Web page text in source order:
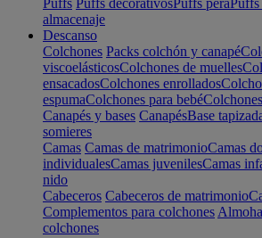
Puffs Puffs decorativosPuffs peraPuffs
almacenaje
Descanso
Colchones Packs colchón y canapé
viscoelásticosColchones de muelles
ensacadosColchones enrollados
espumaColchones para bebé
Canapés y bases CanapésBase
somieres
Camas Camas de matrimonioCamas
individualesCamas juvenilesCamas
nido
Cabeceros Cabeceros de matrimonio
Complementos para colchones
colchones